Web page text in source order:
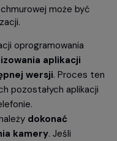
może być
oprogramowania
aplikacji
wersji. Proces ten
pozostałych aplikacji
dokonać
kamery. Jeśli